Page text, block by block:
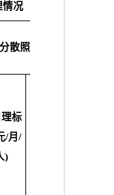
情况
分散照料护理保障情况
标
/月/
)